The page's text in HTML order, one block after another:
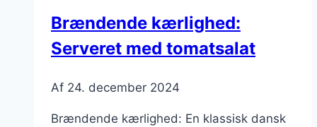
til
festlige
Brændende kærlighed:
Serveret med tomatsalat
Af 24. december 2024
Brændende kærlighed: En klassisk dansk